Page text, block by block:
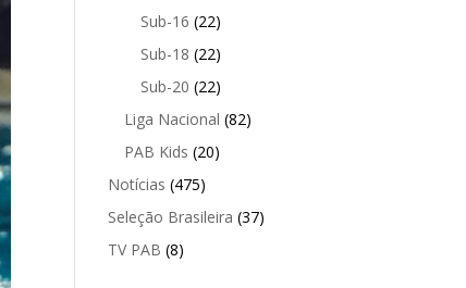
Sub-16 (22)
Sub-18 (22)
Sub-20 (22)
Liga Nacional (82)
PAB Kids (20)
Notícias (475)
Seleção Brasileira (37)
TV PAB (8)